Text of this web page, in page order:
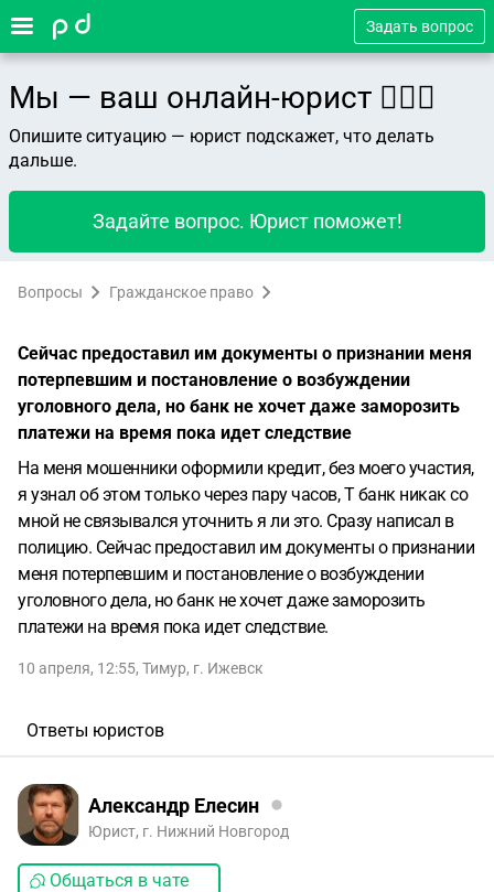
Задать вопрос
Мы — ваш онлайн-юрист 👨🏻‍⚖️
Опишите ситуацию — юрист подскажет, что делать
дальше.
Задайте вопрос. Юрист поможет!
Вопросы Гражданское право
Сейчас предоставил им документы о признании меня
потерпевшим и постановление о возбуждении
уголовного дела, но банк не хочет даже заморозить
платежи на время пока идет следствие
На меня мошенники оформили кредит, без моего участия,
я узнал об этом только через пару часов, Т банк никак со
мной не связывался уточнить я ли это. Сразу написал в
полицию. Сейчас предоставил им документы о признании
меня потерпевшим и постановление о возбуждении
уголовного дела, но банк не хочет даже заморозить
платежи на время пока идет следствие.
10 апреля, 12:55, Тимур, г. Ижевск
Ответы юристов
Александр Елесин
Юрист, г. Нижний Новгород
Общаться в чате